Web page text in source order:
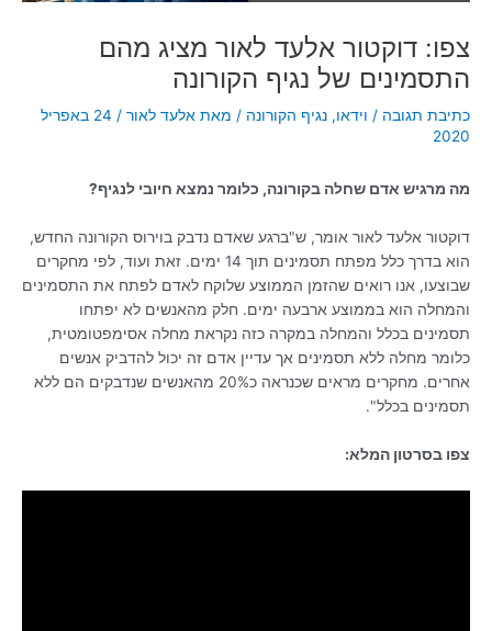
צפו: דוקטור אלעד לאור מציג מהם
התסמינים של נגיף הקורונה
כתיבת תגובה / וידאו, נגיף הקורונה / מאת אלעד לאור /
24 באפריל
2020
מה מרגיש אדם שחלה בקורונה, כלומר נמצא חיובי לנגיף?
דוקטור אלעד לאור אומר, ש"ברגע שאדם נדבק בוירוס הקורונה החדש,
הוא בדרך כלל מפתח תסמינים תוך 14 ימים. זאת ועוד, לפי מחקרים
שבוצעו, אנו רואים שהזמן הממוצע שלוקח לאדם לפתח את התסמינים
והמחלה הוא בממוצע ארבעה ימים. חלק מהאנשים לא יפתחו
תסמינים בכלל והמחלה במקרה כזה נקראת מחלה אסימפטומטית,
כלומר מחלה ללא תסמינים אך עדיין אדם זה יכול להדביק אנשים
אחרים. מחקרים מראים שכנראה כ20% מהאנשים שנדבקים הם ללא
תסמינים בכלל".
צפו בסרטון המלא: